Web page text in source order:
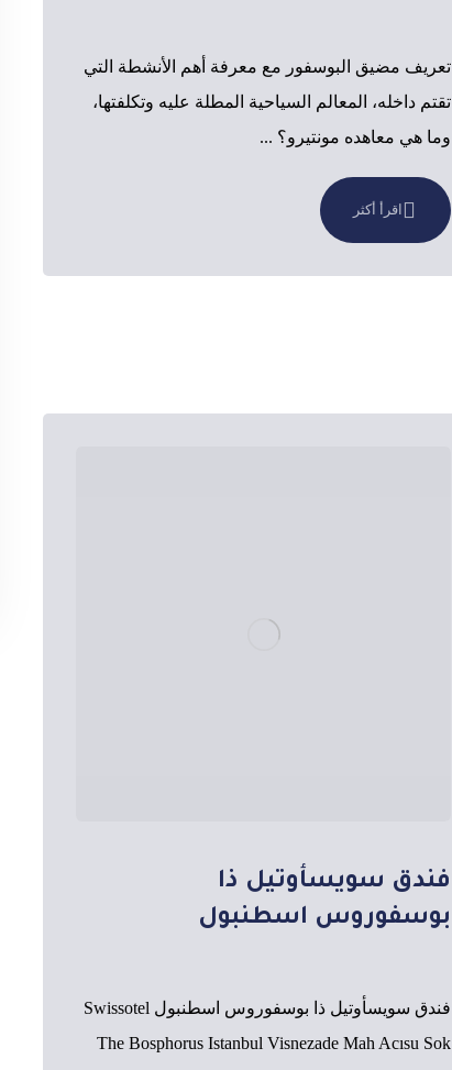
تعريف مضيق البوسفور مع معرفة أهم الأنشطة التي
تقتم داخله، المعالم السياحية المطلة عليه وتكلفتها،
وما هي معاهده مونتيرو؟ ...
اقرأ أكثر
فندق سويسأوتيل ذا
بوسفوروس اسطنبول
فندق سويسأوتيل ذا بوسفوروس اسطنبول Swissotel
The Bosphorus Istanbul Visnezade Mah Acısu Sok